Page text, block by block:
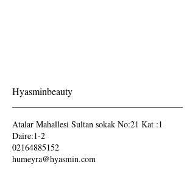
Hyasminbeauty
Atalar Mahallesi Sultan sokak No:21 Kat :1
Daire:1-2
02164885152
humeyra@hyasmin.com